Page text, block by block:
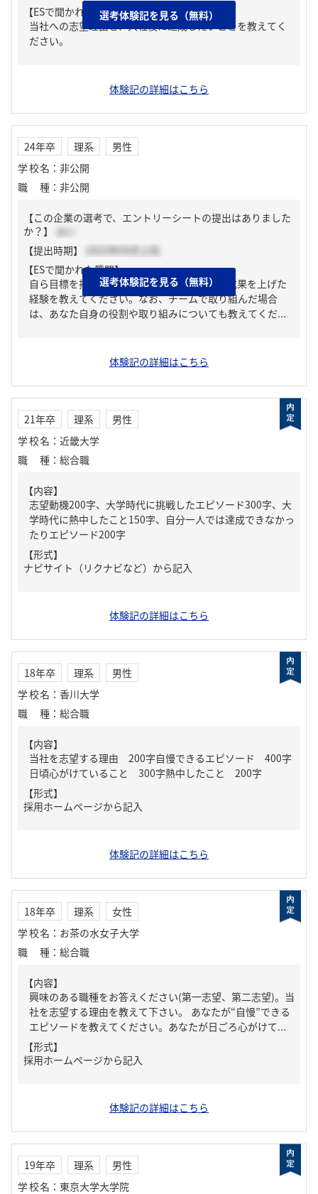
【ESで聞かれた質問】
当社への志望理由と、入社後に達成したいことを教えてく
ださい。
体験記の詳細はこちら
選考体験記を見る（無料）
24年卒 理系
男性
学校名 ： 非公開
職種 ： 非公開
【この企業の選考で、エントリーシートの提出はありました
か？】
はい
【提出時期】
2023年04月上旬
【ESで聞かれた質問】
自ら目標を掲げ、その達成に向けて行動し、成果を上げた
経験を教えてください。なお、チームで取り組んだ場合
は、あなた自身の役割や取り組みについても教えてくだ...
体験記の詳細はこちら
選考体験記を見る（無料）
21年卒 理系
男性
学校名 ： 近畿大学
職種 ： 総合職
【内容】
志望動機200字、大学時代に挑戦したエピソード300字、大
学時代に熱中したこと150字、自分一人では達成できなかっ
たりエピソード200字
【形式】
ナビサイト（リクナビなど）から記入
体験記の詳細はこちら
18年卒 理系
男性
学校名 ： 香川大学
職種 ： 総合職
【内容】
当社を志望する理由 200字自慢できるエピソード 400字
日頃心がけていること 300字熱中したこと 200字
【形式】
採用ホームページから記入
体験記の詳細はこちら
18年卒 理系
女性
学校名 ： お茶の水女子大学
職種 ： 総合職
【内容】
興味のある職種をお答えください(第一志望、第二志望)。当
社を志望する理由を教えて下さい。 あなたが“自慢”できる
エピソードを教えてください。あなたが日ごろ心がけて...
【形式】
採用ホームページから記入
体験記の詳細はこちら
19年卒 理系
男性
学校名 ： 東京大学大学院